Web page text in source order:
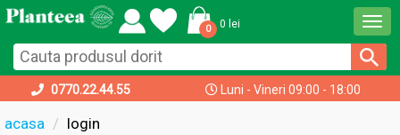
0 0 lei
0770.22.44.55 Luni - Vineri 09:00 - 18:00
acasa login